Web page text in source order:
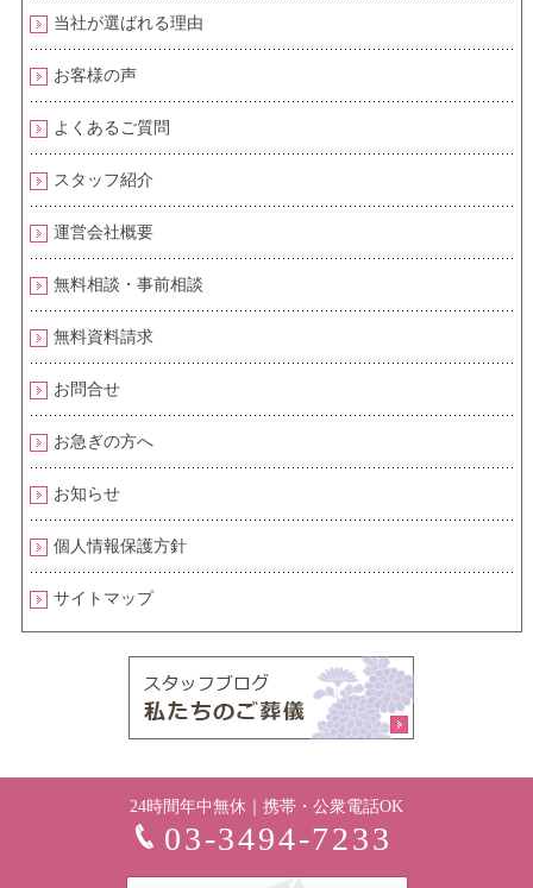
当社が選ばれる理由
お客様の声
よくあるご質問
スタッフ紹介
運営会社概要
無料相談・事前相談
無料資料請求
お問合せ
お急ぎの方へ
お知らせ
個人情報保護方針
サイトマップ
24時間年中無休｜携帯・公衆電話OK
03-3494-7233